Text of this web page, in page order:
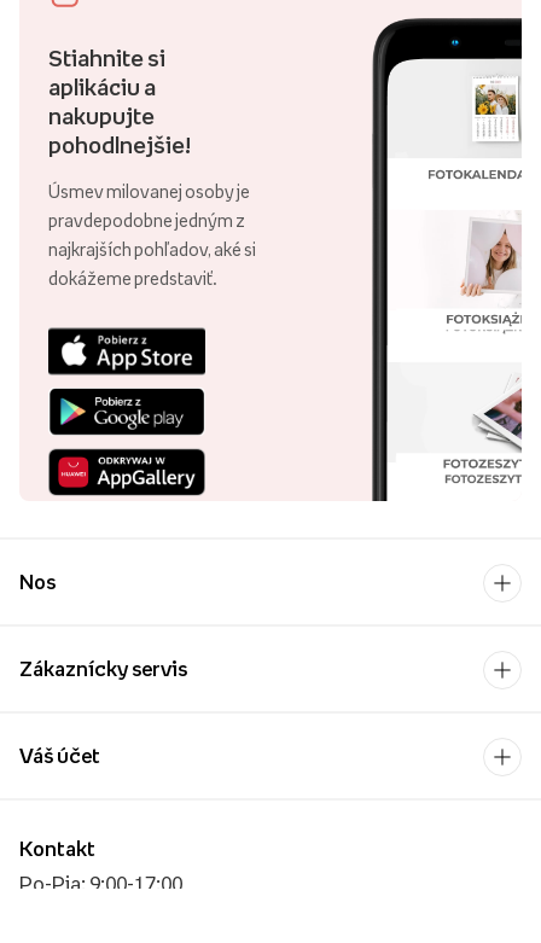
Stiahnite si
aplikáciu a
nakupujte
pohodlnejšie!
Úsmev milovanej osoby je
pravdepodobne jedným z
najkrajších pohľadov, aké si
dokážeme predstaviť.
Nos
Zákaznícky servis
Kontakt
Po-Pia: 9:00-17:00
Váš účet